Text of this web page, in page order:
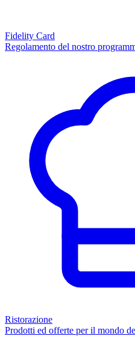
Fidelity Card
Regolamento del nostro
Ristorazione
Prodotti ed offerte per il mondo